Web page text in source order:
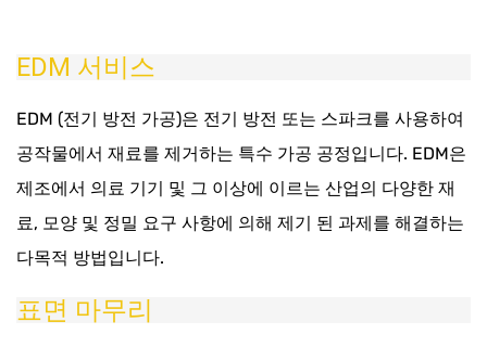
EDM 서비스
EDM (전기 방전 가공)은 전기 방전 또는 스파크를 사용하여
공작물에서 재료를 제거하는 특수 가공 공정입니다. EDM은
제조에서 의료 기기 및 그 이상에 이르는 산업의 다양한 재
료, 모양 및 정밀 요구 사항에 의해 제기 된 과제를 해결하는
다목적 방법입니다.
표면 마무리